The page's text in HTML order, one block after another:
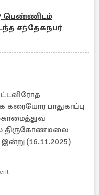
பெண்ணிடம்
சந்தேகநபர்
பாதுகாப்பு
திருகோணமலை
(16.11.2025)